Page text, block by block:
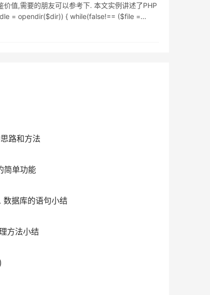
值,需要的朋友可以参考下. 本文实例讲述了PHP
= opendir($dir)) { while(false!== ($file =
路和方法
简单功能
据库的语句小结
方法小结